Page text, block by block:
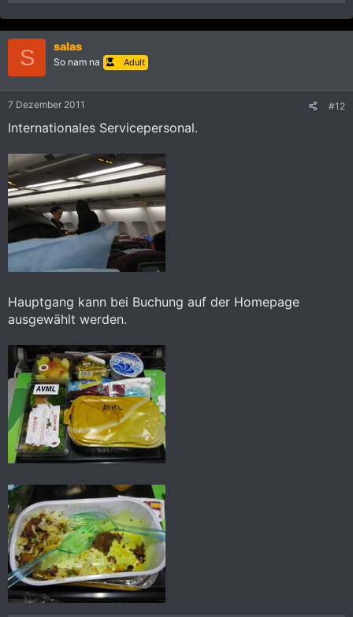
S salas
So nam na Adult
7 Dezember 2011 #12
Internationales Servicepersonal.
Hauptgang kann bei Buchung auf der Homepage
ausgewählt werden.